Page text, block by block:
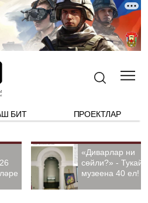
БИТ ПРОЕКТЛАР
«Диварлар ни
сөйли?» - Тукай
музеена 40 ел!